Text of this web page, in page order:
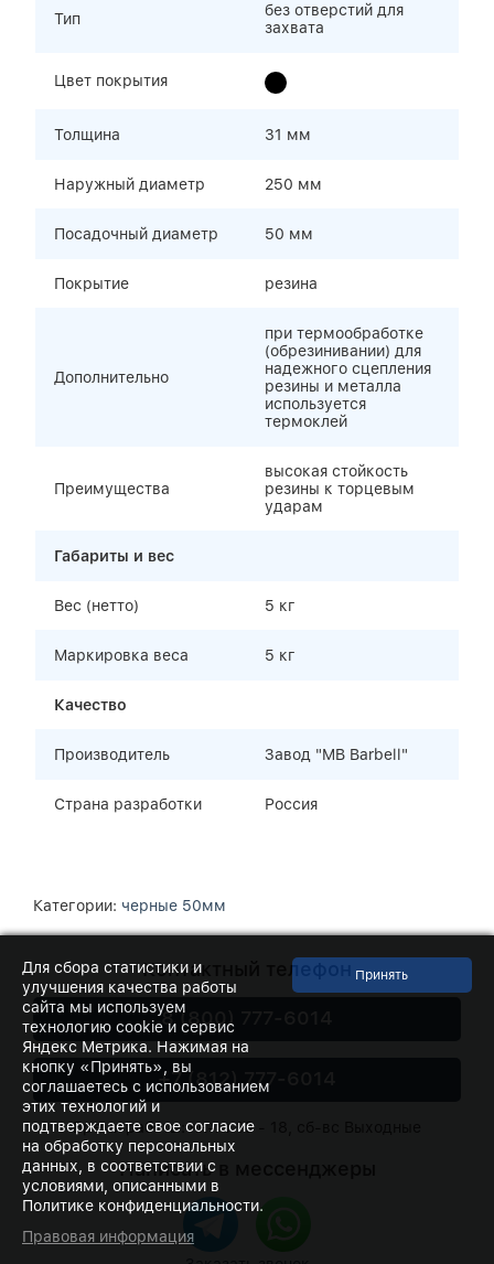
Тип
без отверстий для
захвата
Цвет покрытия
Толщина 31 мм
Наружный диаметр 250 мм
Посадочный диаметр 50 мм
Покрытие резина
Дополнительно
при термообработке
(обрезинивании) для
надежного сцепления
резины и металла
используется
термоклей
Преимущества
высокая стойкость
резины к торцевым
ударам
Габариты и вес
Вес (нетто) 5 кг
Маркировка веса 5 кг
Качество
Производитель Завод "MB Barbell"
Страна разработки Россия
Категории: черные 50мм
Контактный телефон
8 (800) 777-6014
+7 (812) 777-6014
Время работы: пн-пт 10 - 18, сб-вс Выходные
Написать в мессенджеры
Для сбора статистики и
улучшения качества работы
сайта мы используем
технологию cookie и сервис
Яндекс Метрика. Нажимая на
кнопку «Принять», вы
соглашаетесь с использованием
этих технологий и
подтверждаете свое согласие
на обработку персональных
данных, в соответствии с
условиями, описанными в
Политике конфиденциальности.
Правовая информация